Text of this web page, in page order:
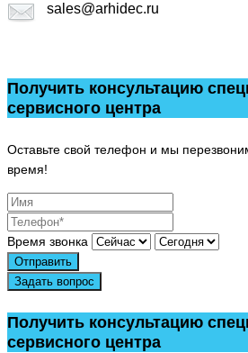
sales@arhidec.ru
Получить консультацию
сервисного центра
Оставьте свой телефон и мы
время!
Время звонка
Отправить
Задать вопрос
Получить консультацию
сервисного центра